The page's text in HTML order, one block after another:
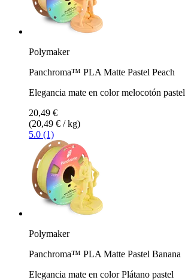
Polymaker
Panchroma™ PLA Matte Pastel Peach
Elegancia mate en color melocotón pastel
20,49 €
(20,49 € / kg)
5.0 (1)
Polymaker
Panchroma™ PLA Matte Pastel Banana
Elegancia mate en color Plátano pastel